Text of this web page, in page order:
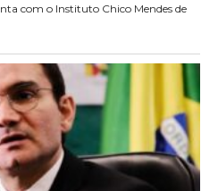
com o Instituto Chico Mendes de